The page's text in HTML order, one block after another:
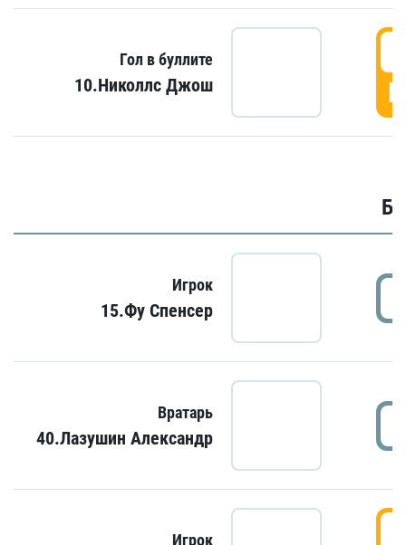
Гол в буллите
10.Николлс Джош
Игрок
15.Фу Спенсер
Вратарь
40.Лазушин Александр
Игрок